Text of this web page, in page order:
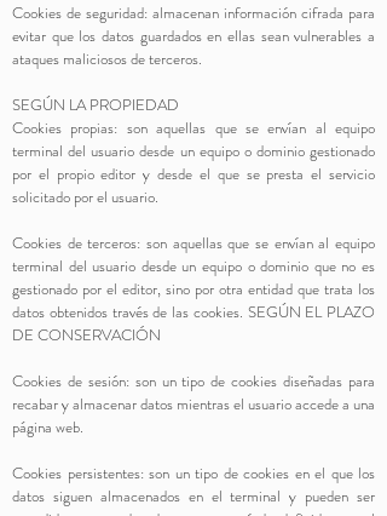
Cookies de seguridad: almacenan información cifrada para
evitar que los datos guardados en ellas sean vulnerables a
ataques maliciosos de terceros.
SEGÚN LA PROPIEDAD
Cookies propias: son aquellas que se envían al equipo
terminal del usuario desde un equipo o dominio gestionado
por el propio editor y desde el que se presta el servicio
solicitado por el usuario.
Cookies de terceros: son aquellas que se envían al equipo
terminal del usuario desde un equipo o dominio que no es
gestionado por el editor, sino por otra entidad que trata los
datos obtenidos través de las cookies. SEGÚN EL PLAZO
DE CONSERVACIÓN
Cookies de sesión: son un tipo de cookies diseñadas para
recabar y almacenar datos mientras el usuario accede a una
página web.
Cookies persistentes: son un tipo de cookies en el que los
datos siguen almacenados en el terminal y pueden ser